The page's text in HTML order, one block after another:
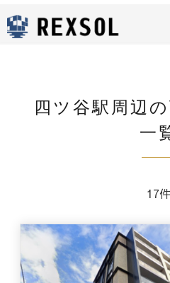
高級賃貸レク
ソル
四ツ谷駅周辺
一
17件